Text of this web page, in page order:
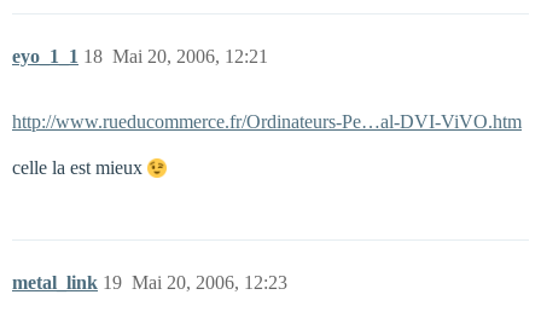
eyo_1_1 Mai 20, 2006, 12:21
18
http://www.rueducommerce.fr/Ordinateurs-Pe…al-DVI-ViVO.htm
celle la est mieux
metal_link Mai 20, 2006, 12:23
19